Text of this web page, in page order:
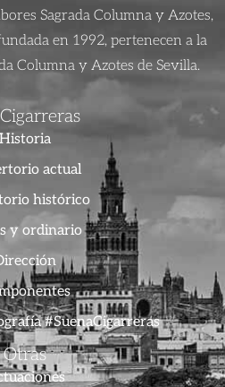
Sagrada Columna y Azotes,
en 1992, pertenecen a la
Columna y Azotes de Sevilla.
Historia
actual
histórico
y ordinario
#SuenaCigarreras
Otras